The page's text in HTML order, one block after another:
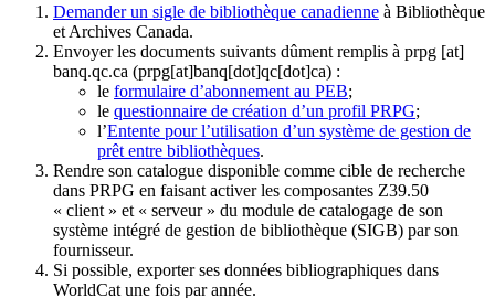
Demander un sigle de bibliothèque canadienne à Bibliothèque
et Archives Canada.
Envoyer les documents suivants dûment remplis à prpg [at]
banq.qc.ca (prpg[at]banq[dot]qc[dot]ca) :
le formulaire d’abonnement au PEB;
le questionnaire de création d’un profil PRPG;
l’Entente pour l’utilisation d’un système de gestion de
prêt entre bibliothèques.
Rendre son catalogue disponible comme cible de recherche
dans PRPG en faisant activer les composantes Z39.50
« client » et « serveur » du module de catalogage de son
système intégré de gestion de bibliothèque (SIGB) par son
fournisseur.
Si possible, exporter ses données bibliographiques dans
WorldCat une fois par année.